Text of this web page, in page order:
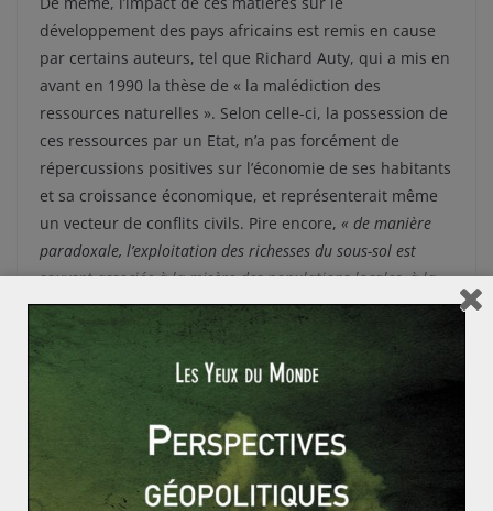
développement des pays africains est remis en cause
par certains auteurs, tel que Richard Auty, qui a mis en
avant en 1990 la thèse de « la malédiction des
ressources naturelles ». Selon celle-ci, la possession de
ces ressources par un Etat, n’a pas forcément de
répercussions positives sur l’économie de ses habitants
et sa croissance économique, et représenterait même
un vecteur de conflits civils. Pire encore, « de manière
paradoxale, l’exploitation des richesses du sous-sol est
souvent associée à la misère des populations locales, à la
mauvaise gouvernance et à la dégradation de
l’environnement » (G. Carbonnier).
Cette ambiguïté est renforcée par les évènements
politiques et sanitaires récents, la Banque mondiale
rappelant ainsi qu’il ne faudra pas négliger à l’avenir,
les répercussions économiques liées aux activités des
groupes terroristes et l’épidémie Ebola en Afrique de l’Ouest